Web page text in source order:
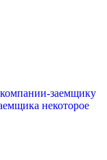
заемщику
некоторое